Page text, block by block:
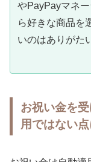
やPayPayマネ
ら好きな商品を
いのはありがた
お祝い金を
用ではない点